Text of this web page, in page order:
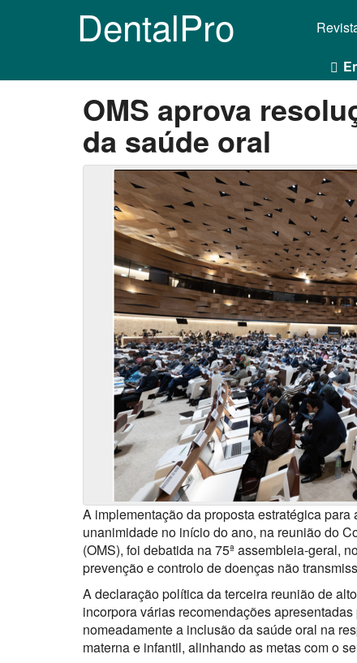
DentalPro
OMS aprova
da saúde oral
A implementação da proposta estratégica
unanimidade no início do ano, na reunião do
(OMS), foi debatida na 75ª assembleia-geral,
prevenção e controlo de doenças não
A declaração política da terceira reunião de
incorpora várias recomendações
nomeadamente a inclusão da saúde oral na
materna e infantil, alinhando as metas com o